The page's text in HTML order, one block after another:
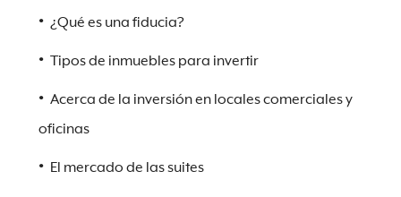
¿Qué es una fiducia?
Tipos de inmuebles para invertir
Acerca de la inversión en locales comerciales y
oficinas
El mercado de las suites